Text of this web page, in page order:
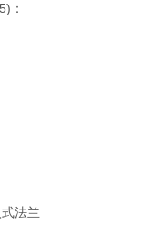
：
法兰